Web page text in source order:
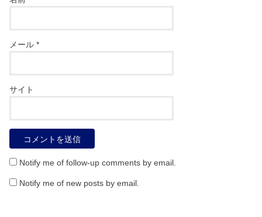
メール*
サイト
Notify me of follow-up comments by email.
Notify me of new posts by email.